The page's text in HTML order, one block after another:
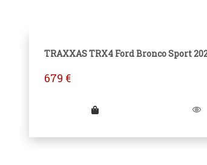
TRAXXAS TRX4 Ford Bronco Sport
679 €